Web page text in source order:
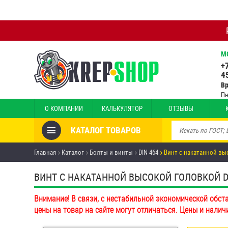
О КОМПАНИИ КАЛЬКУЛЯТОР ОТЗЫВЫ
КАТАЛОГ ТОВАРОВ
Товары со скидкой
Анкеры
Антивандальный крепёж,
инструмент
Болты и винты
Главная Каталог Болты и винты DIN 464 Винт с накатанной
ВИНТ С НАКАТАННОЙ ВЫСОКОЙ ГОЛОВКОЙ
Внимание! В связи, с нестабильной экономической
цены на товар на сайте могут отличаться. Цены и